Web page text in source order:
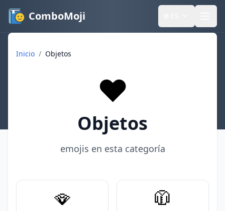
ComboMoji
Inicio / Objetos
❤️
Objetos
emojis en esta categoría
🪭 🧥